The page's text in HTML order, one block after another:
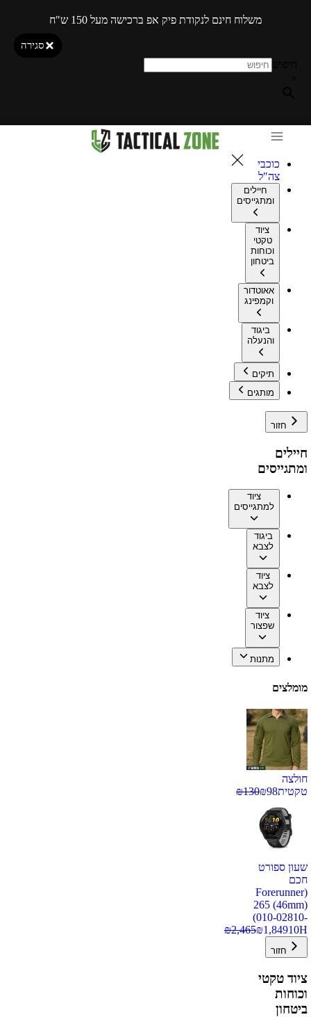
משלוח חינם לנקודת פיק אפ ברכישה מעל 150 ש"ח
סגירה
כוכבי
צה"ל
חיילים
ומתגייסים
ציוד
טקטי
וכוחות
ביטחון
אאוטדור
וקמפינג
ביגוד
והנעלה
תיקים
מותגים
חזור
חיילים
ומתגייסים
ציוד
למתגייסים
ביגוד
לצבא
ציוד
לצבא
ציוד
שפצור
מתנות
מומלצים
חולצה
טקטית
₪98
₪130
שעון ספורט
חכם
(Forerunner
265 (46mm)
(010-02810-
10H
₪1,849
₪2,465
חזור
ציוד טקטי
וכוחות
ביטחון